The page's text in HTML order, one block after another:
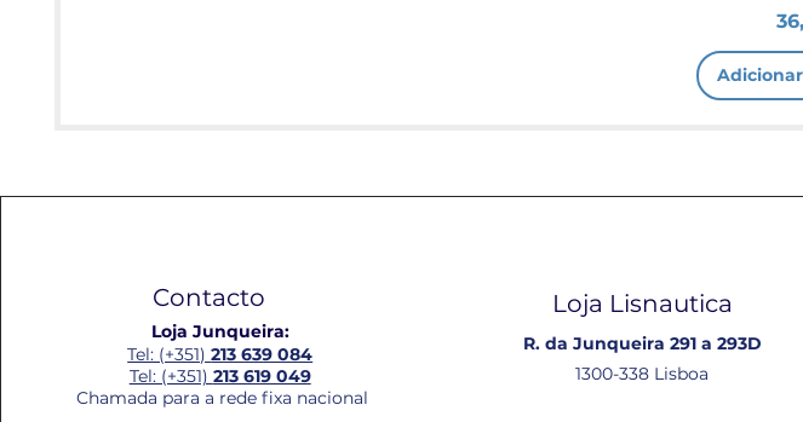
Contacto
Loja Junqueira:
Tel: (+351)213 639 084
Tel: (+351) 213 619 049
Chamada para a rede fixa nacional
Loja Lisnautica
R. da Junqueira 291 a 293D
1300-338 Lisboa